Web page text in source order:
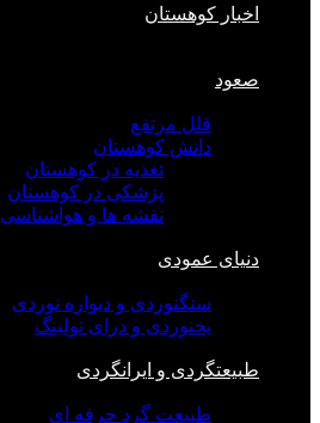
اخبار کوهستان
صعود
قلل مرتفع
دانش کوهستان
تغذیه در کوهستان
پزشکی در کوهستان
نقشه ها و هواشناسی
دنیای عمودی
سنگنوردی و دیواره نوردی
یخنوردی و درای تولینگ
طبیعتگردی و ایرانگردی
طبیعت گرد حرفه ای